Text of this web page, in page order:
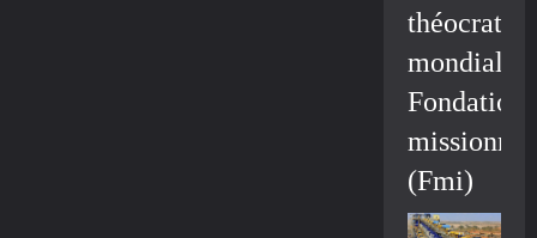
mondiale/
Fondation
(Fmi)